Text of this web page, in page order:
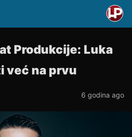
Produkcije: Luka
već na prvu
6 godina ago